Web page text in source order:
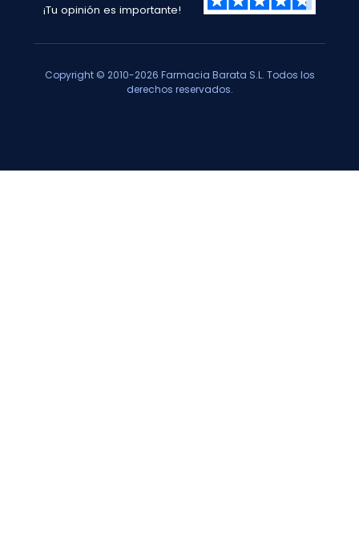
¡Tu opinión es importante!
Copyright © 2010-2026 Farmacia Barata S.L. Todos los
derechos reservados.